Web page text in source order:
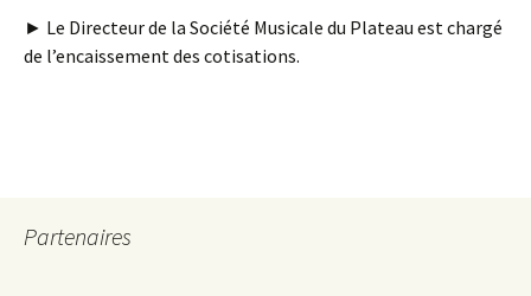
► Le Directeur de la Société Musicale du Plateau est chargé
de l’encaissement des cotisations.
Partenaires